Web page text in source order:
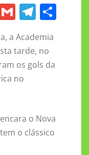
G
m
ai
l
T
el
e
gr
a Academia
tarde, no
os gols da
no
o Nova
o clássico